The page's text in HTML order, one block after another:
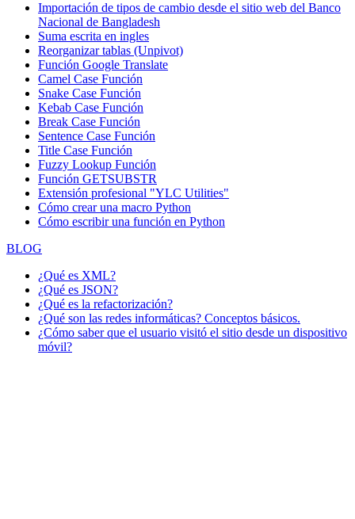
Importación de tipos de cambio desde el sitio web del Banco
Nacional de Bangladesh
Suma escrita en ingles
Reorganizar tablas (Unpivot)
Función Google Translate
Camel Case Función
Snake Case Función
Kebab Case Función
Break Case Función
Sentence Case Función
Title Case Función
Fuzzy Lookup Función
Función GETSUBSTR
Extensión profesional "YLC Utilities"
Cómo crear una macro Python
Cómo escribir una función en Python
BLOG
¿Qué es XML?
¿Qué es JSON?
¿Qué es la refactorización?
¿Qué son las redes informáticas? Conceptos básicos.
¿Cómo saber que el usuario visitó el sitio desde un dispositivo
móvil?